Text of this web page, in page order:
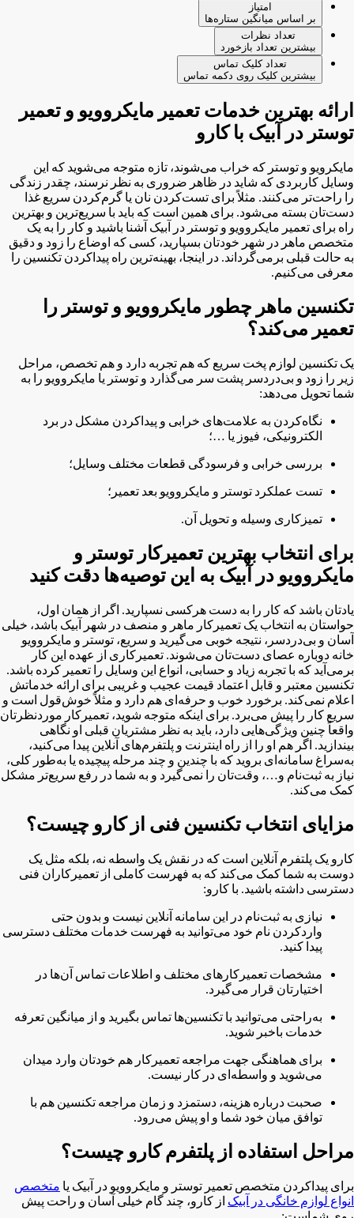
امتیاز
بر اساس میانگین ستاره‌ها
تعداد نظرات
بیشترین تعداد بازخورد
تعداد کلیک تماس
بیشترین کلیک روی دکمه تماس
ارائه بهترین خدمات تعمیر مایکروویو و تعمیر
توستر در آبیک با کارو
مایکرویو و توستر که خراب می‌شوند، تازه متوجه می‌شوید که این
وسایل کاربردی که شاید در ظاهر ضروری به نظر نرسند، چقدر زندگی
را راحت‌تر می‌کنند. مثلاً برای تست‌کردن نان یا گرم‌کردن سریع غذا
دست‌تان بسته می‌شود. برای همین است که باید با سریع‌ترین و بهترین
راه برای تعمیر مایکروویو و توستر در آبیک آشنا باشید و کار را به یک
متخصص ماهر در شهر خودتان بسپارید، کسی که اوضاع را زود و دقیق
به حالت قبلی برمی‌گرداند. در اینجا، بهینه‌ترین راه پیداکردن تکنسین را
معرفی می‌کنیم.
تکنسین ماهر چطور مایکروویو و توستر را
تعمیر می‌کند؟
یک تکنسین لوازم پخت سریع که هم تجربه دارد و هم تخصص، مراحل
زیر را زود و بی‌دردسر پشت سر می‌گذارد و توستر یا مایکروویو را به
شما تحویل می‌دهد:
نگاه‌کردن به علامت‌های خرابی و پیداکردن مشکل در برد
الکترونیکی، فیوز یا …؛
بررسی خرابی و فرسودگی قطعات مختلف وسایل؛
تست عملکرد توستر و مایکروویو بعد تعمیر؛
تمیزکاری وسیله و تحویل آن.
برای انتخاب بهترین تعمیرکار توستر و
مایکروویو در آبیک به این توصیه‌ها دقت کنید
یادتان باشد که کار را به دست هرکسی نسپارید. اگر از همان اول،
حواستان به انتخاب یک تعمیرکار ماهر و منصف در شهر آبیک باشد، خیلی
آسان و بی‌دردسر، نتیجه خوبی می‌گیرید و سریع، توستر و مایکروویو
خانه دوباره عصای دست‌تان می‌شوند. تعمیرکاری از عهده این کار
برمی‌آید که با تجربه زیاد و حسابی، انواع این وسایل را تعمیر کرده باشد.
تکنسین معتبر و قابل اعتماد قیمت عجیب و غریبی برای ارائه خدماتش
اعلام نمی‌کند. برخورد خوب و حرفه‌ای هم دارد و مثلاً خوش‌قول است و
سریع کار را پیش می‌برد. برای اینکه متوجه شوید، تعمیرکار موردنظرتان
واقعاً چنین ویژگی‌هایی دارد، باید به نظر مشتریان قبلی او نگاهی
بیندازید. اگر هم او را از راه اینترنت و پلتفرم‌های آنلاین پیدا می‌کنید،
به‌سراغ سامانه‌ای بروید که با چندین و چند مرحله پیچیده یا به‌طور کلی،
نیاز به ثبت‌نام و…، وقت‌تان را نمی‌گیرد و به شما در رفع سریع‌تر مشکل
کمک می‌کند.
مزایای انتخاب تکنسین فنی از کارو چیست؟
کارو یک پلتفرم آنلاین است که در نقش یک واسطه نه، بلکه مثل یک
دوست به شما کمک می‌کند که به فهرست کاملی از تعمیرکاران فنی
دسترسی داشته باشید. با کارو:
نیازی به ثبت‌نام در این سامانه آنلاین نیست و بدون حتی
واردکردن نام خود می‌توانید به فهرست خدمات مختلف دسترسی
پیدا کنید.
مشخصات تعمیرکارهای مختلف و اطلاعات تماس آن‌ها در
اختیارتان قرار می‌گیرد.
به‌راحتی می‌توانید با تکنسین‌ها تماس بگیرید و از میانگین تعرفه
خدمات باخبر شوید.
برای هماهنگی جهت مراجعه تعمیرکار هم خودتان وارد میدان
می‌شوید و واسطه‌ای در کار نیست.
صحبت درباره هزینه، دستمزد و زمان مراجعه تکنسین هم با
توافق میان خود شما و او پیش می‌رود.
مراحل استفاده از پلتفرم کارو چیست؟
برای پیداکردن متخصص تعمیر توستر و مایکروویو در آبیک یا متخصص
انواع لوازم خانگی در آبیک از کارو، چند گام خیلی آسان و راحت پیش